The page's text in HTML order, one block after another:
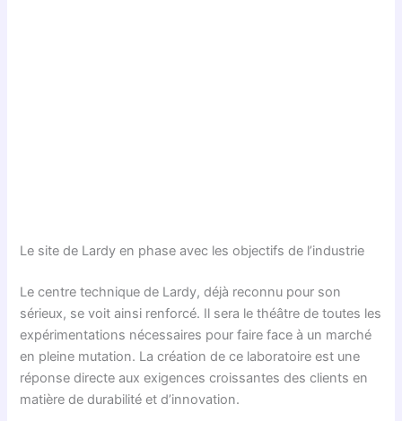
Le site de Lardy en phase avec les objectifs de l’industrie
Le centre technique de Lardy, déjà reconnu pour son
sérieux, se voit ainsi renforcé. Il sera le théâtre de toutes les
expérimentations nécessaires pour faire face à un marché
en pleine mutation. La création de ce laboratoire est une
réponse directe aux exigences croissantes des clients en
matière de durabilité et d’innovation.